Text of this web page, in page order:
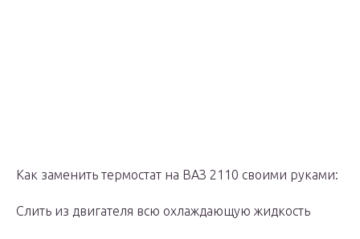
Как заменить термостат на ВАЗ 2110 своими руками:
Слить из двигателя всю охлаждающую жидкость